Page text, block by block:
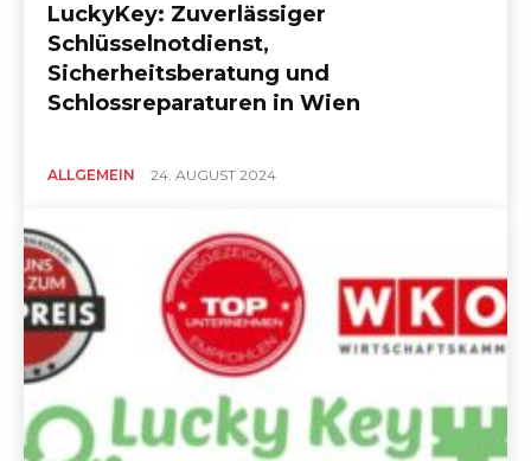
LuckyKey: Zuverlässiger
Schlüsselnotdienst,
Sicherheitsberatung und
Schlossreparaturen in Wien
ALLGEMEIN 24. AUGUST 2024